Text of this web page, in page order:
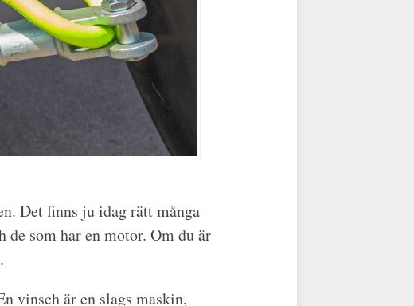
Det finns ju idag rätt många
de som har en motor. Om du är
.
vinsch är en slags maskin,